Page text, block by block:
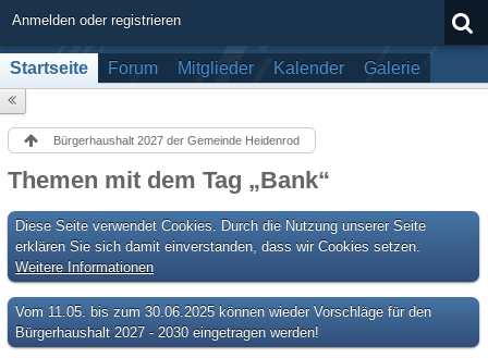
Anmelden oder registrieren
Startseite Forum Mitglieder Kalender Galerie
Bürgerhaushalt 2027 der Gemeinde Heidenrod
Themen mit dem Tag „Bank“
Diese Seite verwendet Cookies. Durch die Nutzung unserer Seite
erklären Sie sich damit einverstanden, dass wir Cookies setzen.
Weitere Informationen
Vom 11.05. bis zum 30.06.2025 können wieder Vorschläge für den
Bürgerhaushalt 2027 - 2030 eingetragen werden!